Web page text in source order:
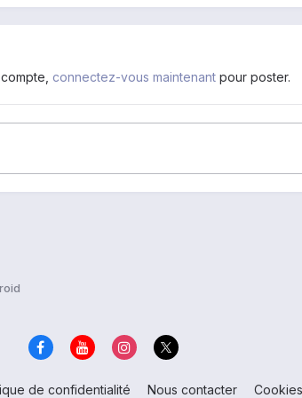
connectez-vous maintenant pour poster.
de confidentialité Nous contacter Cookies